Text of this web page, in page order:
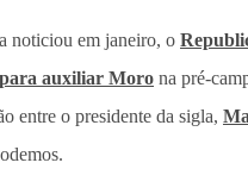
noticiou em janeiro, o
para auxiliar Moro na pré-
entre o presidente da sigla,